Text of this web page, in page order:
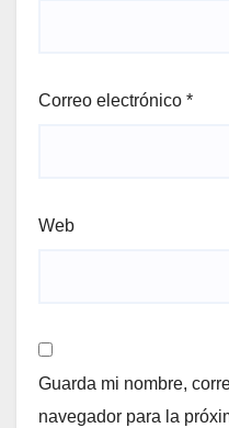
Correo electrónico *
Web
Guarda mi nombre,
navegador para la